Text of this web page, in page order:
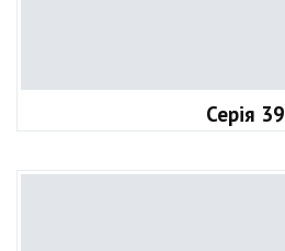
Серія 39